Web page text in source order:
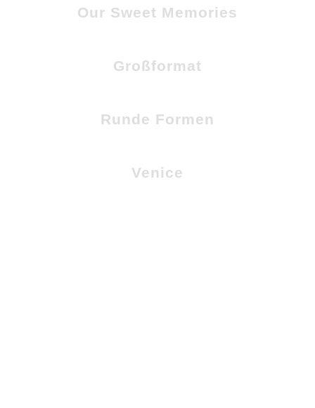
Our Sweet Memories
Großformat
Runde Formen
Venice